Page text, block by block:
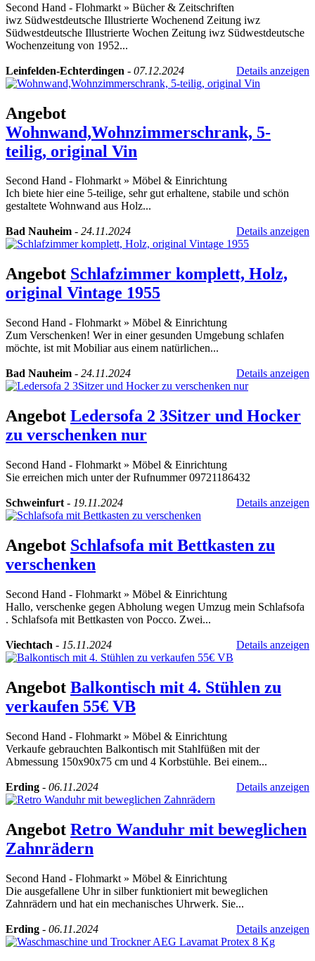
Second Hand - Flohmarkt » Bücher & Zeitschriften
iwz Südwestdeutsche Illustrierte Wochenend Zeitung iwz
Südwestdeutsche Illustrierte Wochen Zeitung iwz Südwestdeutsche
Wochenzeitung von 1952...
Leinfelden-Echterdingen - 07.12.2024 Details anzeigen
Angebot
Wohnwand,Wohnzimmerschrank, 5-
teilig, original Vin
Second Hand - Flohmarkt » Möbel & Einrichtung
Ich biete hier eine 5-teilige, sehr gut erhaltene, stabile und schön
gestaltete Wohnwand aus Holz...
Bad Nauheim - 24.11.2024 Details anzeigen
Angebot Schlafzimmer komplett, Holz,
original Vintage 1955
Second Hand - Flohmarkt » Möbel & Einrichtung
Zum Verschenken! Wer in einer gesunden Umgebung schlafen
möchte, ist mit Mobiliar aus einem natürlichen...
Bad Nauheim - 24.11.2024 Details anzeigen
Angebot Ledersofa 2 3Sitzer und Hocker
zu verschenken nur
Second Hand - Flohmarkt » Möbel & Einrichtung
Sie erreichen mich unter der Rufnummer 09721186432
Schweinfurt - 19.11.2024 Details anzeigen
Angebot Schlafsofa mit Bettkasten zu
verschenken
Second Hand - Flohmarkt » Möbel & Einrichtung
Hallo, verschenke gegen Abholung wegen Umzug mein Schlafsofa
. Schlafsofa mit Bettkasten von Pocco. Zwei...
Viechtach - 15.11.2024 Details anzeigen
Angebot Balkontisch mit 4. Stühlen zu
verkaufen 55€ VB
Second Hand - Flohmarkt » Möbel & Einrichtung
Verkaufe gebrauchten Balkontisch mit Stahlfüßen mit der
Abmessung 150x90x75 cm und 4 Korbstühle. Bei einem...
Erding - 06.11.2024 Details anzeigen
Angebot Retro Wanduhr mit beweglichen
Zahnrädern
Second Hand - Flohmarkt » Möbel & Einrichtung
Die ausgefallene Uhr in silber funktioniert mit beweglichen
Zahnrädern und hat ein mechanisches Uhrwerk. Sie...
Erding - 06.11.2024 Details anzeigen